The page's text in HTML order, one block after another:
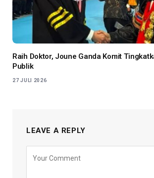
Raih Doktor, Joune Ganda Komit
Publik
27 JULI 2026
LEAVE A REPLY